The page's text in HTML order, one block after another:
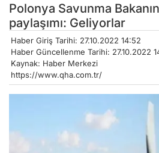
Polonya Savunma
paylaşımı: Geliyorlar
Haber Giriş Tarihi: 27.10.2022 14:52
Haber Güncellenme Tarihi: 27.10.2022
Kaynak: Haber Merkezi
https://www.qha.com.tr/